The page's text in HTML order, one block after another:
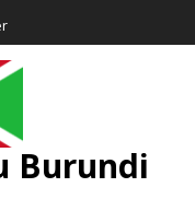
Burundi